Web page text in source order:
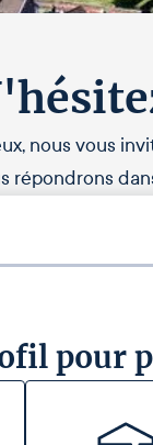
nous vous
répondrons
pour